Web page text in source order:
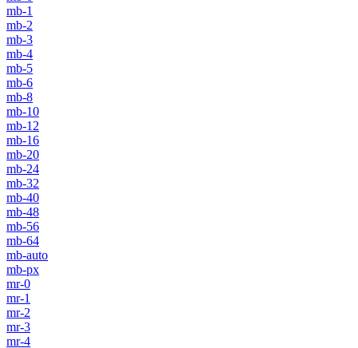
mb-1
mb-2
mb-3
mb-4
mb-5
mb-6
mb-8
mb-10
mb-12
mb-16
mb-20
mb-24
mb-32
mb-40
mb-48
mb-56
mb-64
mb-auto
mb-px
mr-0
mr-1
mr-2
mr-3
mr-4